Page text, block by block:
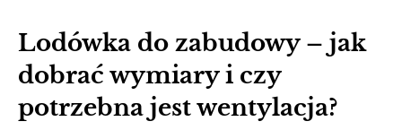
Lodówka do zabudowy – jak
dobrać wymiary i czy
potrzebna jest wentylacja?